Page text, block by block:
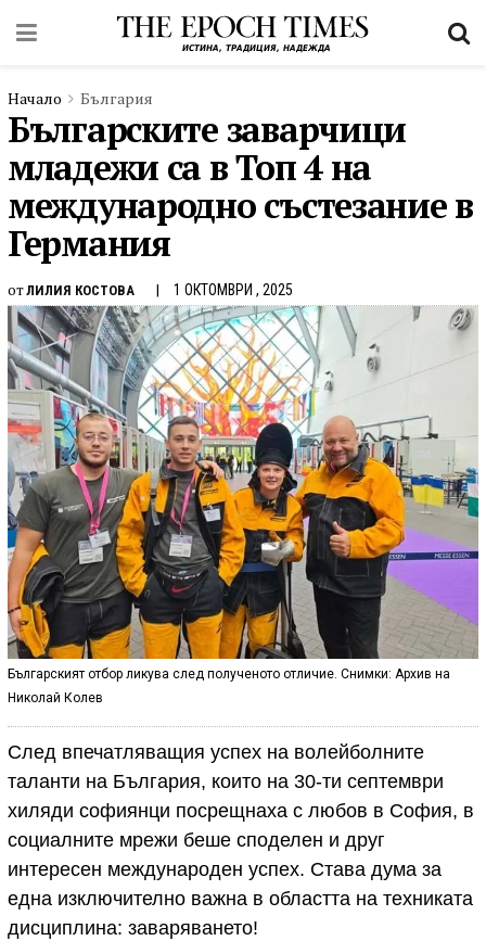
Начало България
Българските заварчици
младежи са в Топ 4 на
международно състезание в
Германия
отЛИЛИЯ КОСТОВА 1 ОКТОМВРИ , 2025
Българският отбор ликува след полученото отличие. Снимки: Архив на
Николай Колев
След впечатляващия успех на волейболните
таланти на България, които на 30-ти септември
хиляди софиянци посрещнаха с любов в София, в
социалните мрежи беше споделен и друг
интересен международен успех. Става дума за
една изключително важна в областта на техниката
дисциплина: заваряването!